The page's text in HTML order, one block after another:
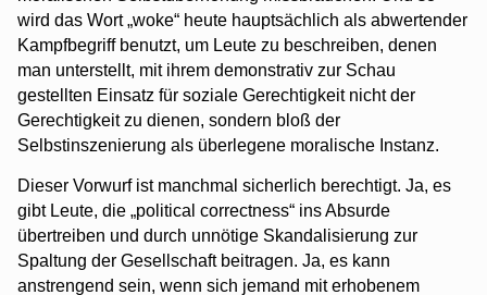
wird das Wort „woke“ heute hauptsächlich als abwertender
Kampfbegriff benutzt, um Leute zu beschreiben, denen
man unterstellt, mit ihrem demonstrativ zur Schau
gestellten Einsatz für soziale Gerechtigkeit nicht der
Gerechtigkeit zu dienen, sondern bloß der
Selbstinszenierung als überlegene moralische Instanz.
Dieser Vorwurf ist manchmal sicherlich berechtigt. Ja, es
gibt Leute, die „political correctness“ ins Absurde
übertreiben und durch unnötige Skandalisierung zur
Spaltung der Gesellschaft beitragen. Ja, es kann
anstrengend sein, wenn sich jemand mit erhobenem